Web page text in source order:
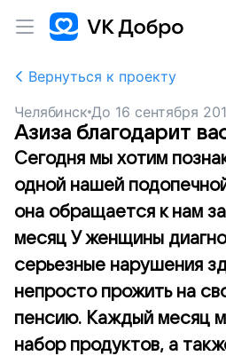
Вернуться к проекту
Челябинск До 16 сентября
Азиза благодарит
Сегодня мы хотим
одной нашей
она обращается к нам
месяц У женщины
серьезные нарушения
непросто прожить на
пенсию. Каждый месяц
набор продуктов, а